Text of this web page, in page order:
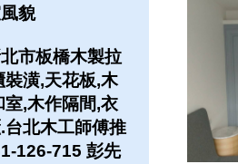
貌
市板橋木製拉
裝潢,天花板,木
室,木作隔間,衣
台北木工師傅推
126-715 彭先